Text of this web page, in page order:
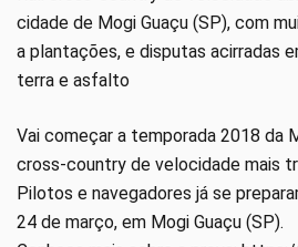
cidade de Mogi Guaçu (SP), com
a plantações, e disputas acirradas
terra e asfalto
Vai começar a temporada 2018 da
cross-country de velocidade mais
Pilotos e navegadores já se
24 de março, em Mogi Guaçu (SP).